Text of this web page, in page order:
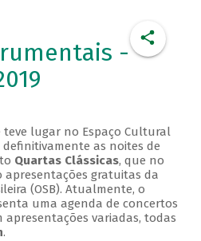
-
teve lugar no Espaço Cultural
definitivamente as noites de
Quartas Clássicas, que no
gratuitas da
(OSB). Atualmente, o
uma agenda de concertos
apresentações variadas, todas
.